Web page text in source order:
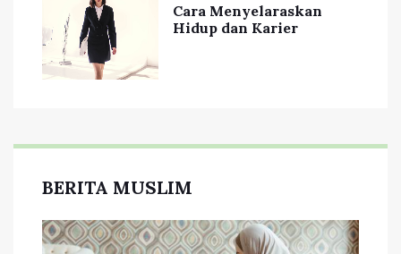
Cara Menyelaraskan
Hidup dan Karier
BERITA MUSLIM